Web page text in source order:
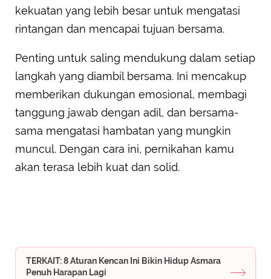
kekuatan yang lebih besar untuk mengatasi
rintangan dan mencapai tujuan bersama.
Penting untuk saling mendukung dalam setiap
langkah yang diambil bersama. Ini mencakup
memberikan dukungan emosional, membagi
tanggung jawab dengan adil, dan bersama-
sama mengatasi hambatan yang mungkin
muncul. Dengan cara ini, pernikahan kamu
akan terasa lebih kuat dan solid.
TERKAIT: 8 Aturan Kencan Ini Bikin Hidup Asmara
Penuh Harapan Lagi